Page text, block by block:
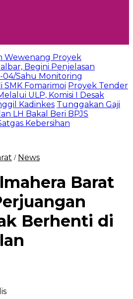
Wewenang Proyek
Begini Penjelasan
04/Sahu Monitoring
SMK Fomarimoi Proyek Tender
ULP, Komisi I Desak
Kadinkes Tunggakan Gaji
LH Bakal Beri BPJS
Kebersihan
/ News
Barat
Berhenti di